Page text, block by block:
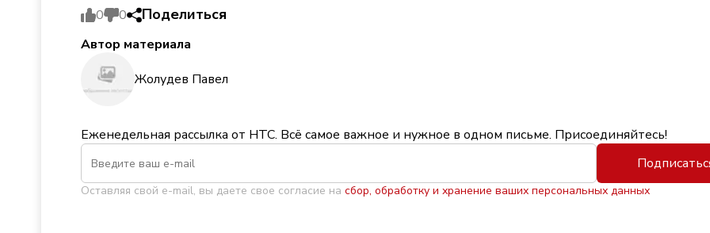
0 0 Поделиться
Автор материала
Жолудев Павел
Еженедельная рассылка от НТС. Всё самое важное и нужное в одном письме. Присоединяйтесь!
Оставляя свой e-mail, вы даете свое согласие на сбор, обработку и хранение ваших персональных данных